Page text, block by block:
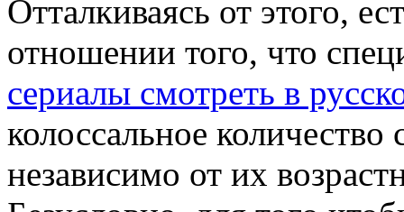
Отталкиваясь от этого,
отношении того, что
сериалы смотреть в
колоссальное
независимо от их